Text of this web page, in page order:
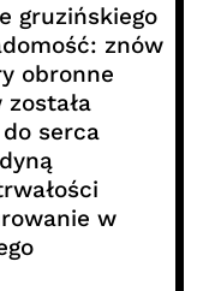
gruzińskiego
znów
obronne
serca
w